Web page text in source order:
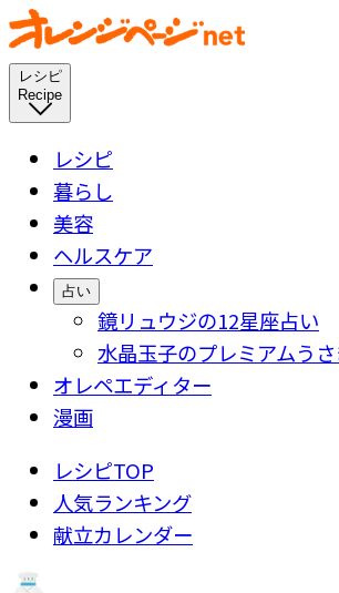
レシピ
Recipe
レシピ
暮らし
美容
ヘルスケア
占い
鏡リュウジの12星座占い
水晶玉子のプレミアムう
オレペエディター
漫画
レシピTOP
人気ランキング
献立カレンダー